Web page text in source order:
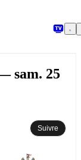
sam. 25
Suivre